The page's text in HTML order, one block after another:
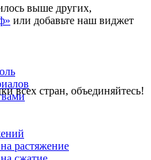
растяжение
выше других,
или добавьте наш виджет
всех стран, объединяйтесь!